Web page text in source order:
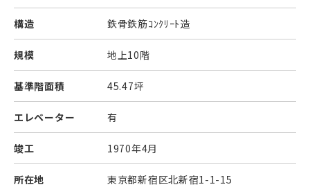
構造 鉄骨鉄筋ｺﾝｸﾘｰﾄ造
規模 地上10階
基準階面積 45.47坪
エレベーター 有
竣工 1970年4月
所在地 東京都新宿区北新宿1-1-15